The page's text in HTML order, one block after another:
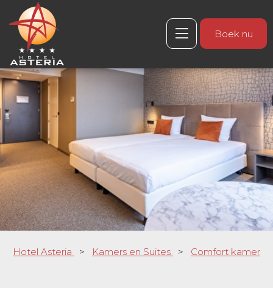
Boek nu
Hotel Asteria > Kamers en Suites > Comfort kamer